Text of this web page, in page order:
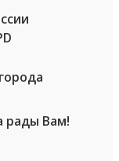
рады Вам!